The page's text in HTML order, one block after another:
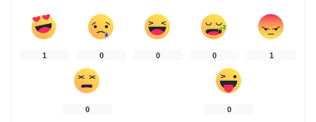
1 0 0 0 1
0 0